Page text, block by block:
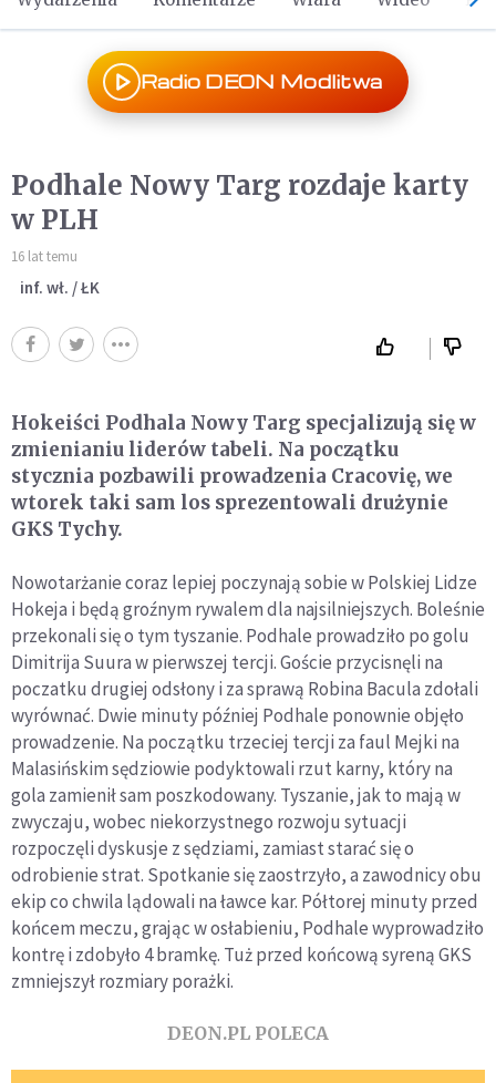
Radio DEON Modlitwa
Podhale Nowy Targ rozdaje karty
w PLH
16 lat temu
inf. wł. / ŁK
Hokeiści Podhala Nowy Targ specjalizują się w
zmienianiu liderów tabeli. Na początku
stycznia pozbawili prowadzenia Cracovię, we
wtorek taki sam los sprezentowali drużynie
GKS Tychy.
Nowotarżanie coraz lepiej poczynają sobie w Polskiej Lidze
Hokeja i będą groźnym rywalem dla najsilniejszych. Boleśnie
przekonali się o tym tyszanie. Podhale prowadziło po golu
Dimitrija Suura w pierwszej tercji. Goście przycisnęli na
poczatku drugiej odsłony i za sprawą Robina Bacula zdołali
wyrównać. Dwie minuty później Podhale ponownie objęło
prowadzenie. Na początku trzeciej tercji za faul Mejki na
Malasińskim sędziowie podyktowali rzut karny, który na
gola zamienił sam poszkodowany. Tyszanie, jak to mają w
zwyczaju, wobec niekorzystnego rozwoju sytuacji
rozpoczęli dyskusje z sędziami, zamiast starać się o
odrobienie strat. Spotkanie się zaostrzyło, a zawodnicy obu
ekip co chwila lądowali na ławce kar. Półtorej minuty przed
końcem meczu, grając w osłabieniu, Podhale wyprowadziło
kontrę i zdobyło 4 bramkę. Tuż przed końcową syreną GKS
zmniejszył rozmiary porażki.
DEON.PL POLECA